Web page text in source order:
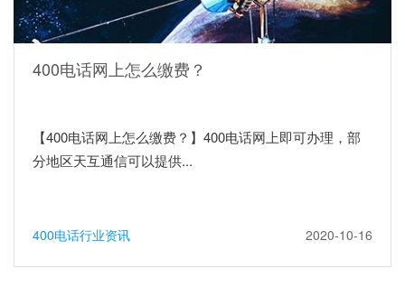
400电话网上怎么缴费？
【400电话网上怎么缴费？】400电话网上即可办理，部
分地区天互通信可以提供...
400电话行业资讯 2020-10-16